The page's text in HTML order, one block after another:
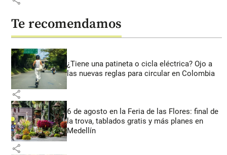
Te recomendamos
¿Tiene una patineta o cicla eléctrica? Ojo a
las nuevas reglas para circular en Colombia
share
6 de agosto en la Feria de las Flores: final de
la trova, tablados gratis y más planes en
Medellín
share